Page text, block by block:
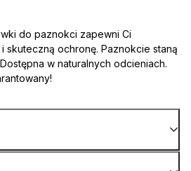
do paznokci zapewni Ci
skuteczną ochronę. Paznokcie staną
w naturalnych odcieniach.